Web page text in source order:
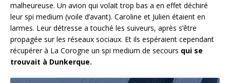
malheureuse. Un avion qui volait trop bas a en effet déchiré
leur spi medium (voile d’avant). Caroline et Julien étaient en
larmes. Leur détresse a touché les suiveurs, après s’être
propagée sur les réseaux sociaux. Et ils espéraient cependant
récupérer à La Corogne un spi medium de secours qui se
trouvait à Dunkerque.